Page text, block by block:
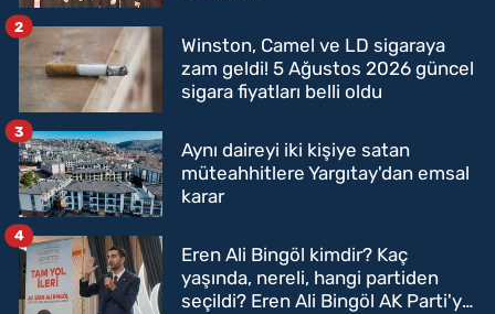
Winston, Camel ve LD sigaraya
zam geldi! 5 Ağustos 2026 güncel
sigara fiyatları belli oldu
2
Aynı daireyi iki kişiye satan
müteahhitlere Yargıtay'dan emsal
karar
3
Eren Ali Bingöl kimdir? Kaç
yaşında, nereli, hangi partiden
seçildi? Eren Ali Bingöl AK Parti'ye
4